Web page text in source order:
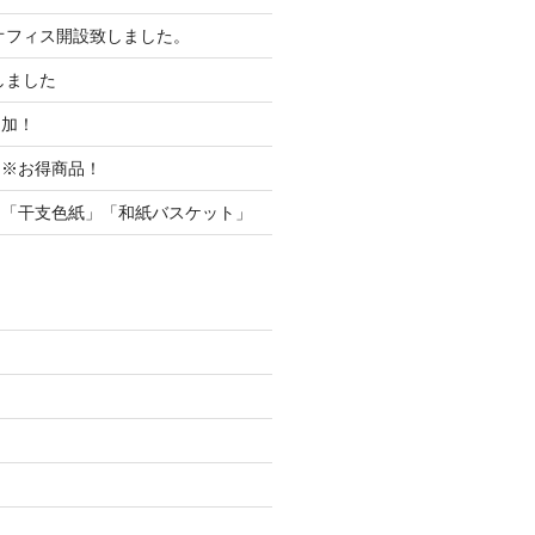
ィス開設致しました。
ました
！
お得商品！
干支色紙」「和紙バスケット」